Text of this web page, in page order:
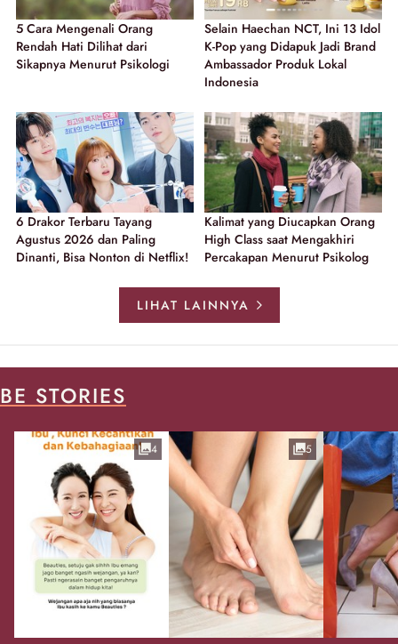
5 Cara Mengenali Orang
Rendah Hati Dilihat dari
Sikapnya Menurut Psikologi
Selain Haechan NCT, Ini 13 Idol
K-Pop yang Didapuk Jadi Brand
Ambassador Produk Lokal
Indonesia
6 Drakor Terbaru Tayang
Agustus 2026 dan Paling
Dinanti, Bisa Nonton di Netflix!
Kalimat yang Diucapkan Orang
High Class saat Mengakhiri
Percakapan Menurut Psikolog
LIHAT LAINNYA
BE STORIES
4 5